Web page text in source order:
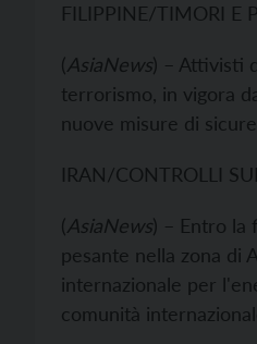
FILIPPINE/TIMORI E
(AsiaNews) – Attivisti
terrorismo, in vigora
nuove misure di
IRAN/CONTROLLI
(AsiaNews) – Entro la
pesante nella zona di
internazionale per
comunità